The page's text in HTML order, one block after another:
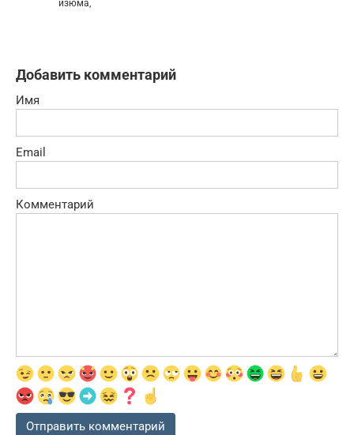
изюма,
Добавить комментарий
Имя
Email
Комментарий